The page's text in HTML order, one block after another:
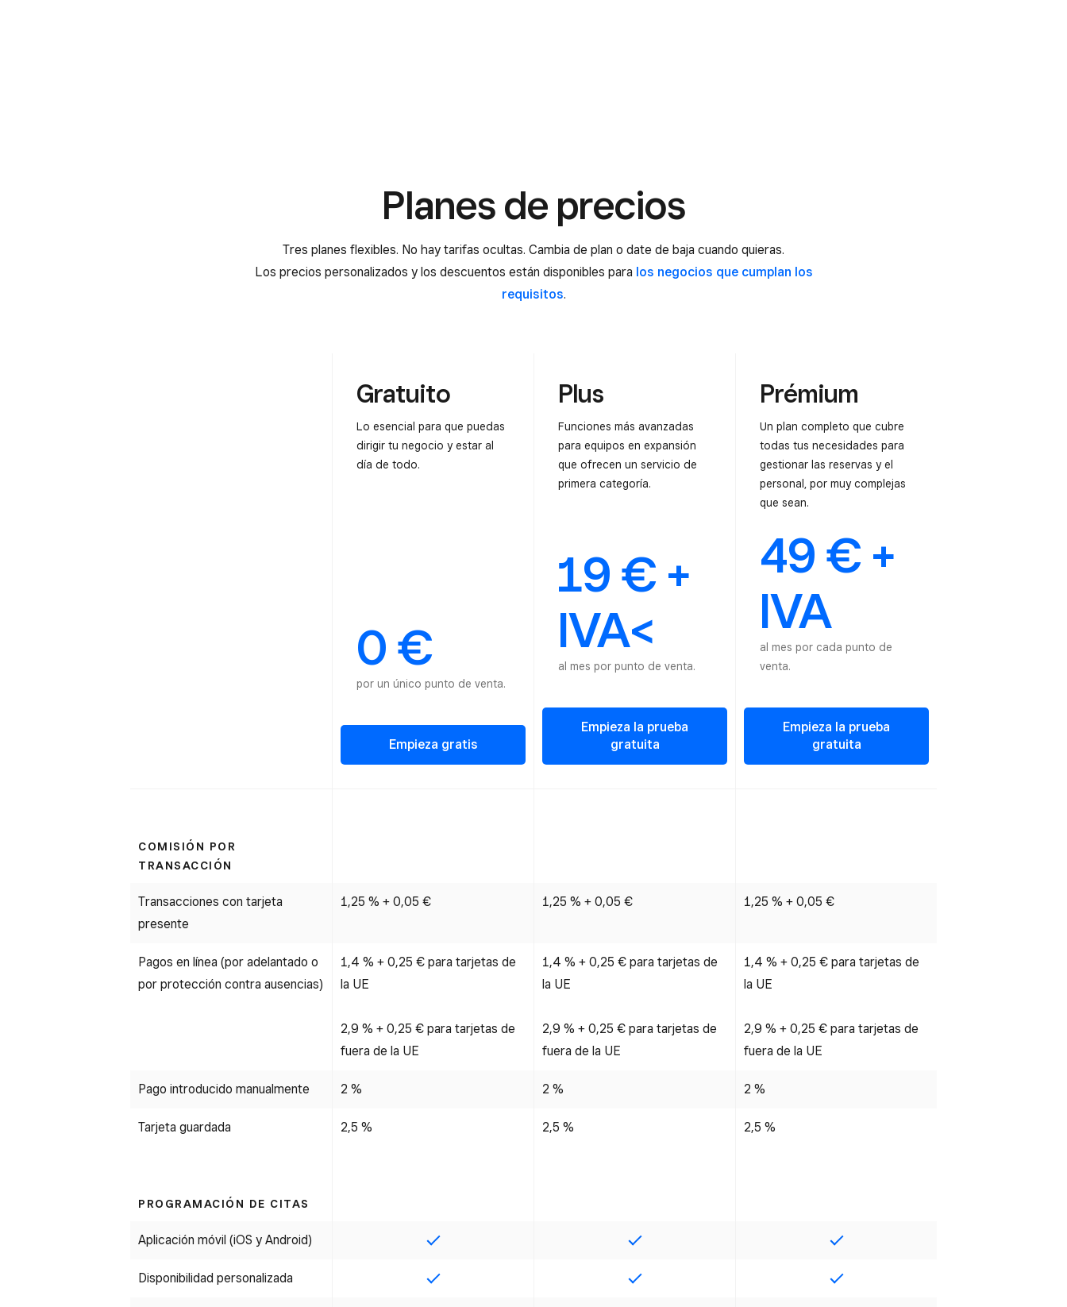
Planes de precios
Tres planes flexibles. No hay tarifas ocultas. Cambia de plan o date de baja cuando quieras.
Los precios personalizados y los descuentos están disponibles para los negocios que cumplan los
requisitos.
Gratuito
Lo esencial para que puedas
dirigir tu negocio y estar al
día de todo.
0 €
por un único punto de venta.
Empieza gratis
Plus
Funciones más avanzadas
para equipos en expansión
que ofrecen un servicio de
primera categoría.
19 € +
IVA<
al mes por punto de venta.
Empieza la prueba
gratuita
Prémium
Un plan completo que cubre
todas tus necesidades para
gestionar las reservas y el
personal, por muy complejas
que sean.
49 € +
IVA
al mes por cada punto de
venta.
Empieza la prueba
gratuita
COMISIÓN POR
TRANSACCIÓN
Transacciones con tarjeta
presente
1,25 % + 0,05 € 1,25 % + 0,05 € 1,25 % + 0,05 €
Pagos en línea (por adelantado o
por protección contra ausencias)
1,4 % + 0,25 € para tarjetas de
la UE
2,9 % + 0,25 € para tarjetas de
fuera de la UE
1,4 % + 0,25 € para tarjetas de
la UE
2,9 % + 0,25 € para tarjetas de
fuera de la UE
1,4 % + 0,25 € para tarjetas de
la UE
2,9 % + 0,25 € para tarjetas de
fuera de la UE
Pago introducido manualmente 2 % 2 % 2 %
Tarjeta guardada 2,5 % 2,5 % 2,5 %
PROGRAMACIÓN DE CITAS
Aplicación móvil (iOS y Android)
Disponibilidad personalizada